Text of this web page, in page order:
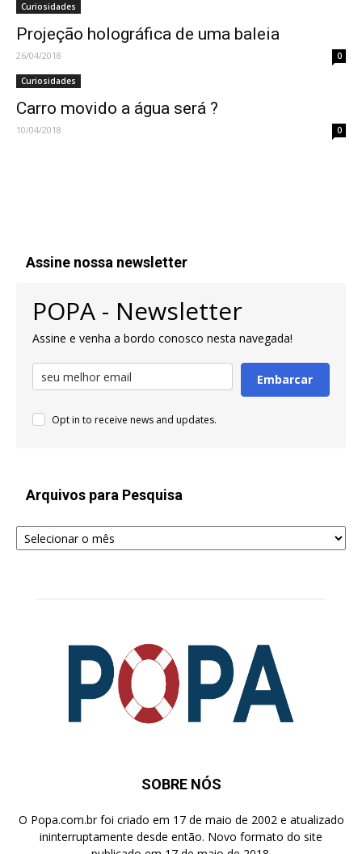
Curiosidades
Projeção holográfica de uma baleia
26/04/2018 0
Curiosidades
Carro movido a água será ?
10/04/2018 0
Assine nossa newsletter
POPA - Newsletter
Assine e venha a bordo conosco nesta navegada!
Embarcar
Opt in to receive news and updates.
Arquivos para Pesquisa
Arquivos
para
SOBRE NÓS
O Popa.com.br foi criado em 17 de maio de 2002 e atualizado
ininterruptamente desde então. Novo formato do site